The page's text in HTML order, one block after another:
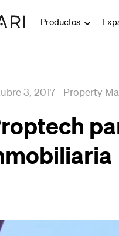
Productos
3, 2017 - Property